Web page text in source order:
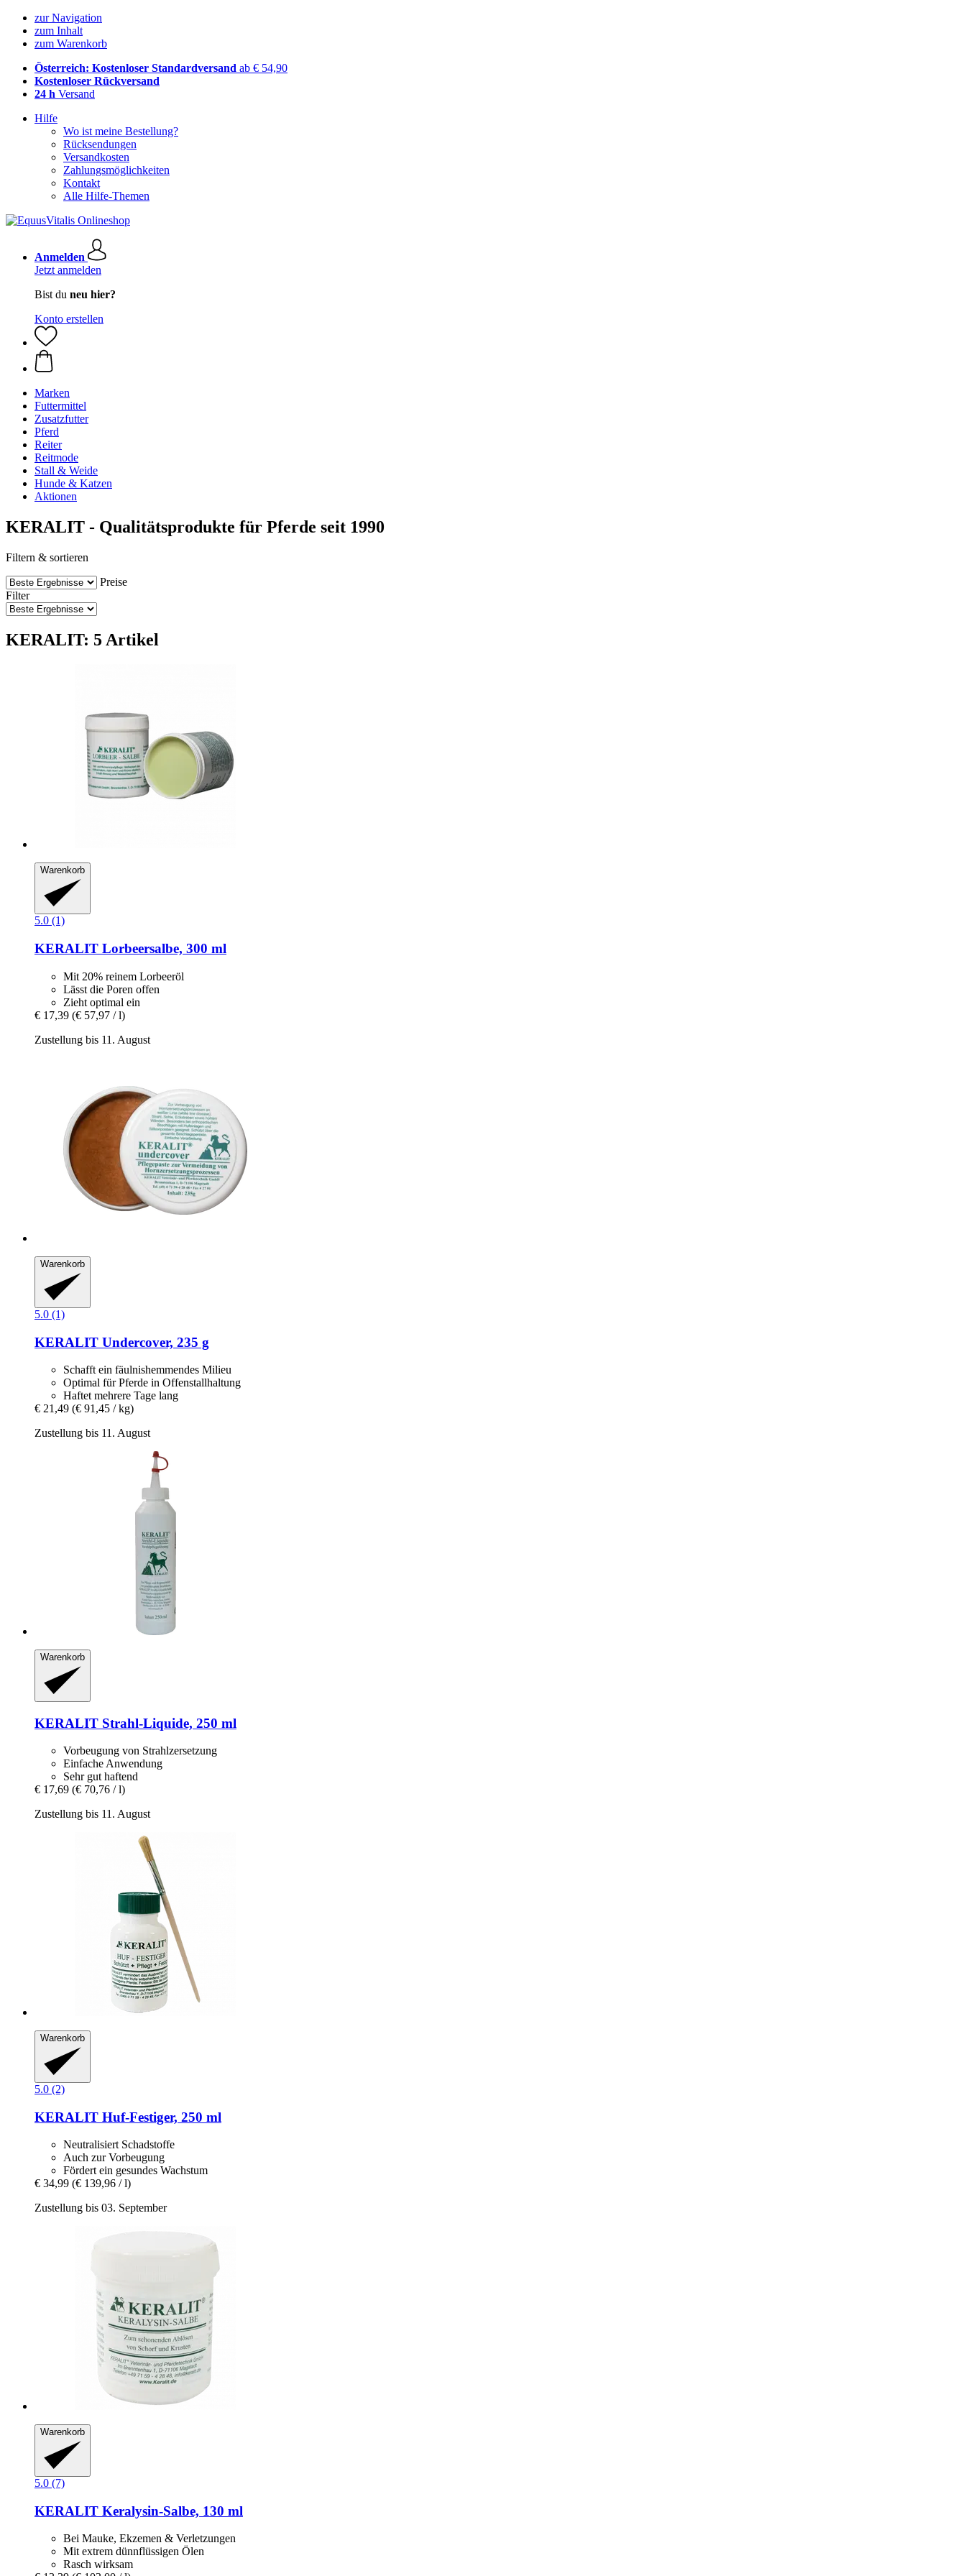
zur Navigation
zum Inhalt
zum Warenkorb
Österreich: Kostenloser Standardversand ab € 54,90
Kostenloser Rückversand
24 h Versand
Hilfe
Wo ist meine Bestellung?
Rücksendungen
Versandkosten
Zahlungsmöglichkeiten
Kontakt
Alle Hilfe-Themen
Anmelden
Jetzt anmelden
Bist du neu hier?
Konto erstellen
Marken
Futtermittel
Zusatzfutter
Pferd
Reiter
Reitmode
Stall & Weide
Hunde & Katzen
Aktionen
KERALIT - Qualitätsprodukte für Pferde seit 1990
Filtern & sortieren
Preise
Filter
KERALIT: 5 Artikel
Warenkorb
5.0 (1)
KERALIT Lorbeersalbe, 300 ml
Mit 20% reinem Lorbeeröl
Lässt die Poren offen
Zieht optimal ein
€ 17,39 (€ 57,97 / l)
Zustellung bis 11. August
Warenkorb
5.0 (1)
KERALIT Undercover, 235 g
Schafft ein fäulnishemmendes Milieu
Optimal für Pferde in Offenstallhaltung
Haftet mehrere Tage lang
€ 21,49 (€ 91,45 / kg)
Zustellung bis 11. August
Warenkorb
KERALIT Strahl-​Liquide, 250 ml
Vorbeugung von Strahlzersetzung
Einfache Anwendung
Sehr gut haftend
€ 17,69 (€ 70,76 / l)
Zustellung bis 11. August
Warenkorb
5.0 (2)
KERALIT Huf-​Festiger, 250 ml
Neutralisiert Schadstoffe
Auch zur Vorbeugung
Fördert ein gesundes Wachstum
€ 34,99 (€ 139,96 / l)
Zustellung bis 03. September
Warenkorb
5.0 (7)
KERALIT Keralysin-​Salbe, 130 ml
Bei Mauke, Ekzemen & Verletzungen
Mit extrem dünnflüssigen Ölen
Rasch wirksam